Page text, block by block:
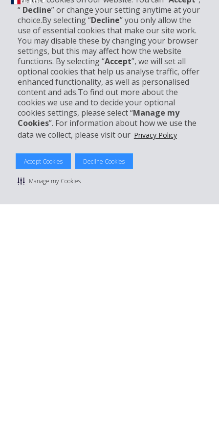
“ Decline” or change your setting anytime at your
choice.By selecting “Decline” you only allow the
use of essential cookies that make our site work.
You may disable these by changing your browser
settings, but this may affect how the website
functions. By selecting “Accept”, we will set all
optional cookies that help us analyse traffic, offer
enhanced functionality, as well as personalised
content and ads.To find out more about the
cookies we use and to decide your optional
cookies settings, please select “Manage my
Cookies”. For information about how we use the
data we collect, please visit our Privacy Policy
Accept Cookies Decline Cookies
Manage my Cookies
Informations sur l'entreprise
Entreprise
Support client
Réserver avec Hertz
© 2026 The Hertz System, Inc.
Politique de confidentialité
Conditions de location |